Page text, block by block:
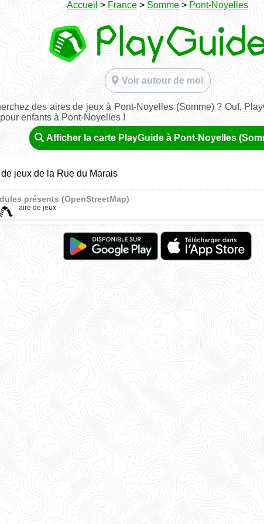
Accueil > France > Somme > Pont-Noyelles
Voir autour de moi
des aires de jeux à Pont-Noyelles (Somme) ? Ouf,
enfants à Pont-Noyelles !
Afficher la carte PlayGuide à Pont-Noyelles
jeux de la Rue du Marais
présents (OpenStreetMap)
aire de jeux